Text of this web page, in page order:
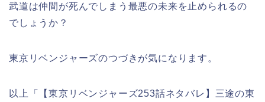
武道は仲間が死んでしまう最悪の未来を止められるの
でしょうか？
東京リベンジャーズのつづきが気になります。
以上「【東京リベンジャーズ253話ネタバレ】三途の東